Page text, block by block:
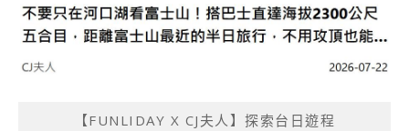
【FUNLIDAY X CJ夫人】探索台日遊程